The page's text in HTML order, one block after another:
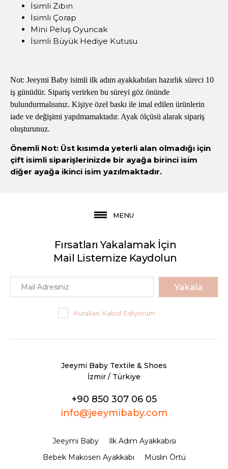
İsimli Zıbın
İsimli Çorap
Mini Peluş Oyuncak
İsimli Büyük Hediye Kutusu
Not: Jeeymi Baby isimli ilk adım ayakkabıları hazırlık süreci 10
iş günüdür. Sipariş verirken bu süreyi göz önünde
bulundurmalısınız. Kişiye özel baskı ile imal edilen ürünlerin
iade ve değişimi yapılmamaktadır. Ayak ölçüsü alarak sipariş
oluşturunuz.
Önemli Not: Üst kısımda yeterli alan olmadığı için
çift isimli siparişlerinizde bir ayağa birinci isim
diğer ayağa ikinci isim yazılmaktadır.
MENU
Fırsatları Yakalamak İçin
Mail Listemize Kaydolun
Yakala
Kuralları Kabul Ediyorum
Jeeymi Baby Textile & Shoes
İzmir / Türkiye
+90 850 307 06 05
info@jeeymibaby.com
Jeeymi Baby
İlk Adım Ayakkabısı
Bebek Makosen Ayakkabı
Müslin Örtü